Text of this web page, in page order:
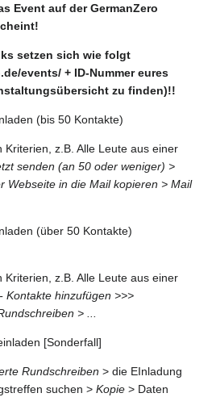
Event auf der GermanZero
setzen sich wie folgt
events/ + ID-Nummer eures
zu finden)!!
(bis 50 Kontakte)
Kriterien, z.B. Alle Leute aus einer
senden (an 50 oder weniger) >
Webseite in die Mail kopieren > Mail
(über 50 Kontakte)
Kriterien, z.B. Alle Leute aus einer
Kontakte hinzufügen >>>
> ...
[Sonderfall]
Rundschreiben > die EInladung
suchen > Kopie > Daten